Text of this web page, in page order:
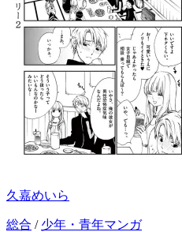
久嘉めいら
総合 / 少年・青年マンガ